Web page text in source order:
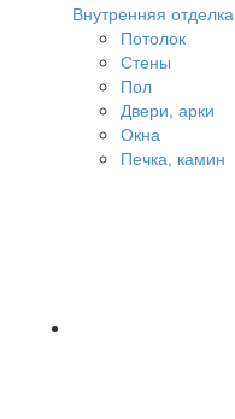
Внутренняя отделка
Потолок
Стены
Пол
Двери, арки
Окна
Печка, камин